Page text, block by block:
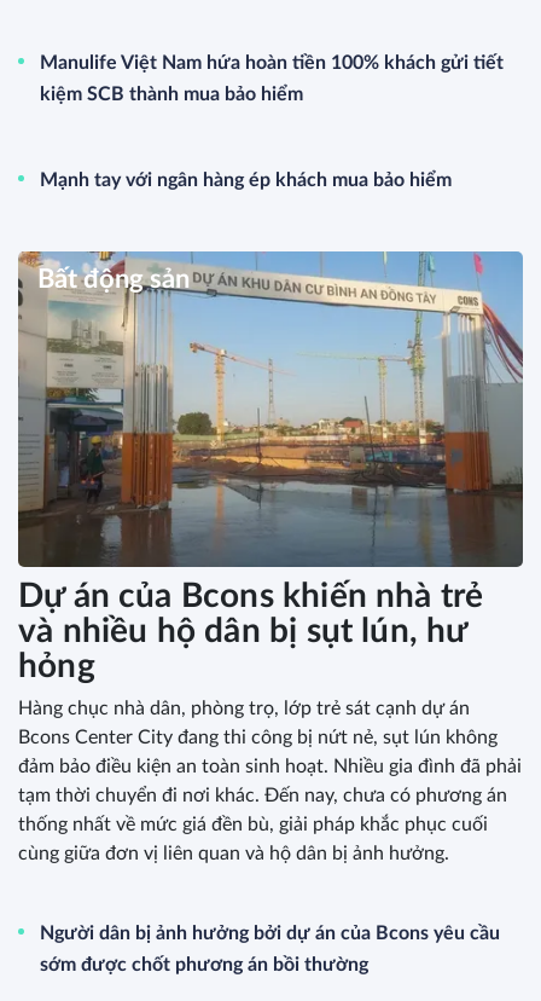
Manulife Việt Nam hứa hoàn tiền 100% khách gửi tiết
kiệm SCB thành mua bảo hiểm
Mạnh tay với ngân hàng ép khách mua bảo hiểm
Bất động sản
Dự án của Bcons khiến nhà trẻ
và nhiều hộ dân bị sụt lún, hư
hỏng
Hàng chục nhà dân, phòng trọ, lớp trẻ sát cạnh dự án
Bcons Center City đang thi công bị nứt nẻ, sụt lún không
đảm bảo điều kiện an toàn sinh hoạt. Nhiều gia đình đã phải
tạm thời chuyển đi nơi khác. Đến nay, chưa có phương án
thống nhất về mức giá đền bù, giải pháp khắc phục cuối
cùng giữa đơn vị liên quan và hộ dân bị ảnh hưởng.
Người dân bị ảnh hưởng bởi dự án của Bcons yêu cầu
sớm được chốt phương án bồi thường